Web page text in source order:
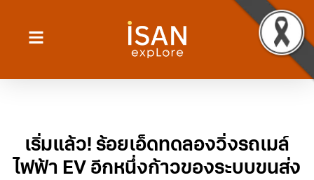
เริ่มแล้ว! ร้อยเอ็ดทดลองวิ่งรถเมล์
ไฟฟ้า EV อีกหนึ่งก้าวของระบบขนส่ง